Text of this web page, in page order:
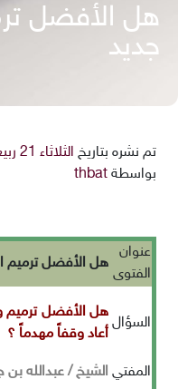
هل الأفضل
جديد
تم نشره بتاريخ الثلاثاء 21 ربيع الثاني 1431هـ 6-4-2010م
بواسطة thbat
عنوان
الفتوى
هل الأفضل ترميم
السؤال
هل الأفضل
أعاد وقفاً مهدماً ؟
المفتي الشيخ / عبدالله بن